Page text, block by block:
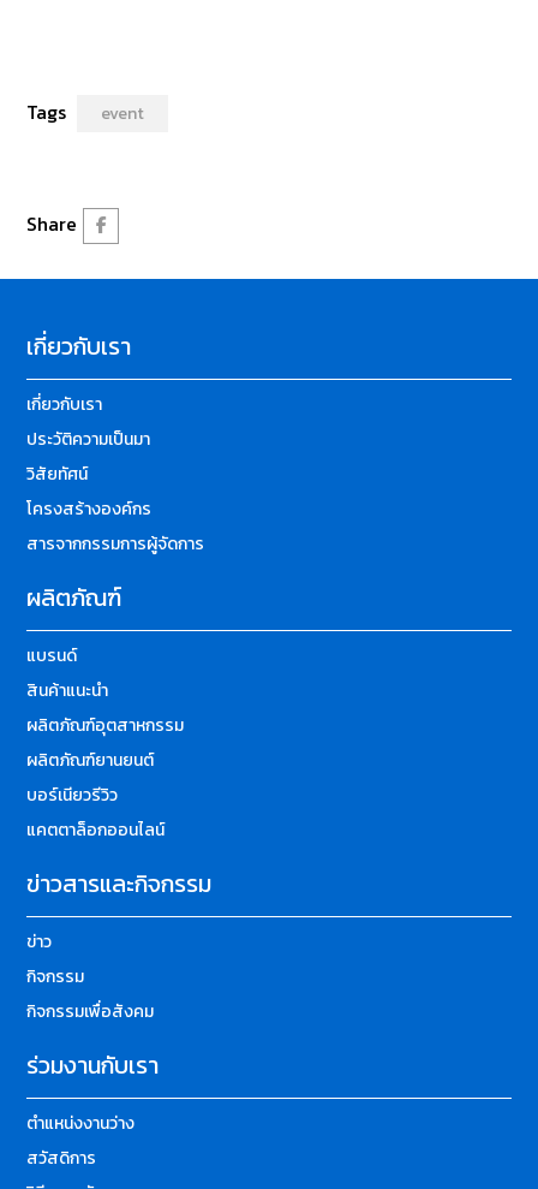
Tags event
Share
เกี่ยวกับเรา
เกี่ยวกับเรา
ประวัติความเป็นมา
วิสัยทัศน์
โครงสร้างองค์กร
สารจากกรรมการผู้จัดการ
ผลิตภัณฑ์
แบรนด์
สินค้าแนะนำ
ผลิตภัณฑ์อุตสาหกรรม
ผลิตภัณฑ์ยานยนต์
บอร์เนียวรีวิว
แคตตาล็อกออนไลน์
ข่าวสารและกิจกรรม
ข่าว
กิจกรรม
กิจกรรมเพื่อสังคม
ร่วมงานกับเรา
ตำแหน่งงานว่าง
สวัสดิการ